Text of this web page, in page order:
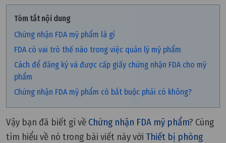
Tóm tắt nội dung
Chứng nhận FDA mỹ phẩm là gì
FDA có vai trò thế nào trong việc quản lý mỹ phẩm
Cách để đăng ký và được cấp giấy chứng nhận FDA cho mỹ
phẩm
Chứng nhận FDA mỹ phẩm có bắt buộc phải có không?
Vậy bạn đã biết gì về Chứng nhận FDA mỹ phẩm? Cùng
tìm hiểu về nó trong bài viết này với Thiết bị phòng